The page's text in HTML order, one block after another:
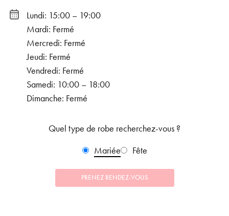
Lundi: 15:00 – 19:00
Mardi: Fermé
Mercredi: Fermé
Jeudi: Fermé
Vendredi: Fermé
Samedi: 10:00 – 18:00
Dimanche: Fermé
Quel type de robe recherchez-vous ?
Mariée
Fête
PRENEZ RENDEZ-VOUS